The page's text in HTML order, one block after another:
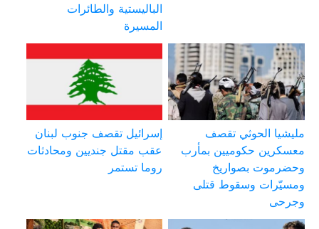
الباليستية والطائرات
المسيرة
مليشيا الحوثي تقصف
معسكرين حكوميين بمأرب
وحضرموت بصواريخ
ومسيّرات وسقوط قتلى
وجرحى
إسرائيل تقصف جنوب لبنان
عقب مقتل جنديين ومحادثات
روما تستمر